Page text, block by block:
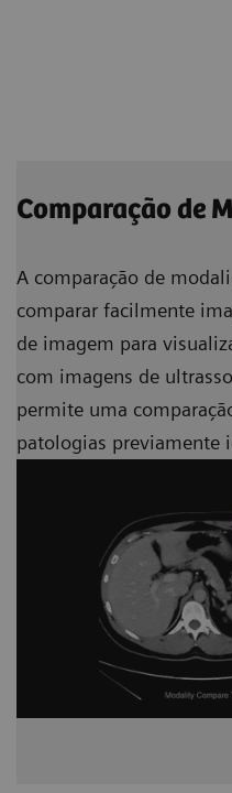
Comparação de
A comparação de
comparar facilmente
de imagem para
com imagens de
permite uma
patologias previamente